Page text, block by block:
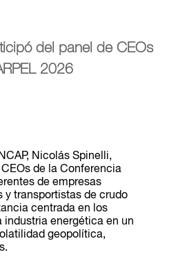
del panel de CEOs
2026
Nicolás Spinelli,
de la Conferencia
de empresas
y transportistas de crudo
centrada en los
industria energética en un
geopolítica,